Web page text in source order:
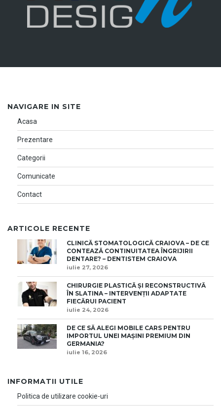
NAVIGARE IN SITE
Acasa
Prezentare
Categorii
Comunicate
Contact
ARTICOLE RECENTE
CLINICĂ STOMATOLOGICĂ CRAIOVA – DE CE
CONTEAZĂ CONTINUITATEA ÎNGRIJIRII
DENTARE? – DENTISTEM CRAIOVA
iulie 27, 2026
CHIRURGIE PLASTICĂ ȘI RECONSTRUCTIVĂ
ÎN SLATINA – INTERVENȚII ADAPTATE
FIECĂRUI PACIENT
iulie 24, 2026
DE CE SĂ ALEGI MOBILE CARS PENTRU
IMPORTUL UNEI MAȘINI PREMIUM DIN
GERMANIA?
iulie 16, 2026
INFORMATII UTILE
Politica de utilizare cookie-uri